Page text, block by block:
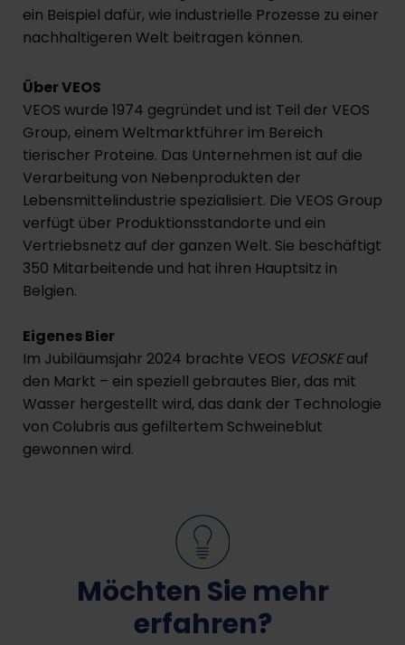
ein Beispiel dafür, wie industrielle Prozesse zu einer
nachhaltigeren Welt beitragen können.
Über VEOS
VEOS wurde 1974 gegründet und ist Teil der VEOS
Group, einem Weltmarktführer im Bereich
tierischer Proteine. Das Unternehmen ist auf die
Verarbeitung von Nebenprodukten der
Lebensmittelindustrie spezialisiert. Die VEOS Group
verfügt über Produktionsstandorte und ein
Vertriebsnetz auf der ganzen Welt. Sie beschäftigt
350 Mitarbeitende und hat ihren Hauptsitz in
Belgien.
Eigenes Bier
Im Jubiläumsjahr 2024 brachte VEOS VEOSKEauf
den Markt – ein speziell gebrautes Bier, das mit
Wasser hergestellt wird, das dank der Technologie
von Colubris aus gefiltertem Schweineblut
gewonnen wird.
Möchten Sie mehr
erfahren?